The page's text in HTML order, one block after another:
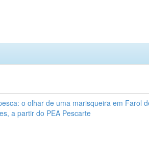
o olhar de uma marisqueira em Farol
a partir do PEA Pescarte